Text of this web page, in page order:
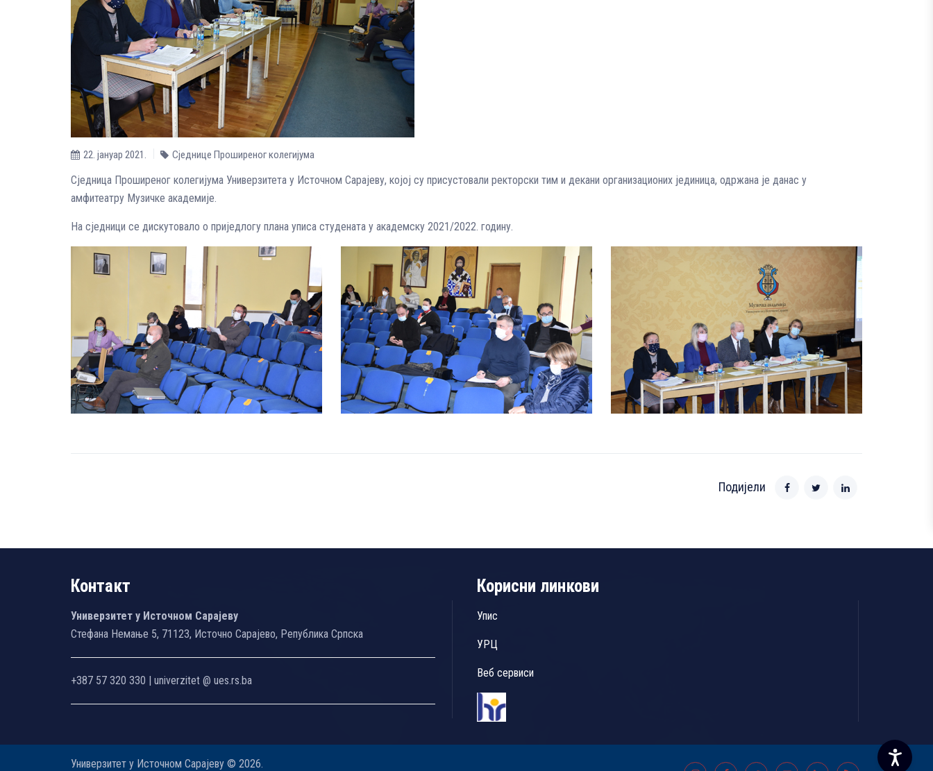
22. јануар 2021. Сједнице Проширеног колегијума
Сједница Проширеног колегијума Универзитета у Источном Сарајеву, којој су присустовали ректорски тим и декани организационих јединица, одржана је данас у
амфитеатру Музичке академије.
На сједници се дискутовало о приједлогу плана уписа студената у академску 2021/2022. годину.
Подијели
Контакт
Универзитет у Источном Сарајеву
Стефана Немање 5, 71123, Источно Сарајево, Република Српска
+387 57 320 330 | univerzitet @ ues.rs.ba
Корисни линкови
Упис
УРЦ
Веб сервиси
Универзитет у Источном Сарајеву © 2026.